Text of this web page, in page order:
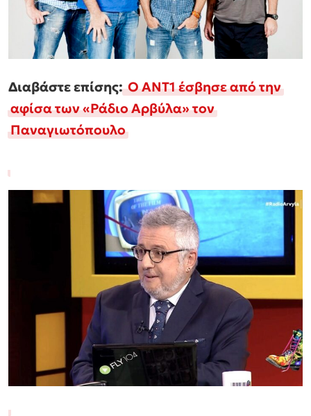
Διαβάστε επίσης:Ο ΑΝΤ1 έσβησε από την
αφίσα των «Ράδιο Αρβύλα» τον
Παναγιωτόπουλο